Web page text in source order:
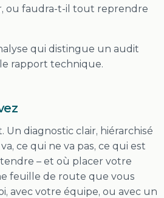
ou faudra-t-il tout reprendre
qui distingue un audit
rapport technique.
Un diagnostic clair, hiérarchisé
ce qui ne va pas, ce qui est
– et où placer votre
feuille de route que vous
avec votre équipe, ou avec un